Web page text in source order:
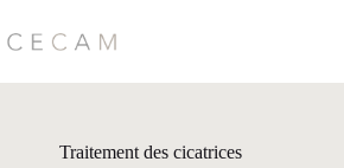
au
contenu
Traitement des cicatrices